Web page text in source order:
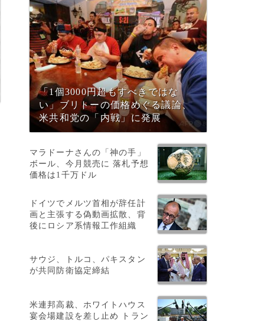
「1個3000円超もすべきではな
い」ブリトーの価格めぐる議論、
米共和党の「内戦」に発展
マラドーナさんの「神の手」
ボール、今月競売に 落札予想
価格は1千万ドル
ドイツでメルツ首相が辞任計
画と主張する偽動画拡散、背
後にロシア系情報工作組織
サウジ、トルコ、パキスタン
が共同防衛協定締結
米連邦高裁、ホワイトハウス
宴会場建設を差し止め トラン